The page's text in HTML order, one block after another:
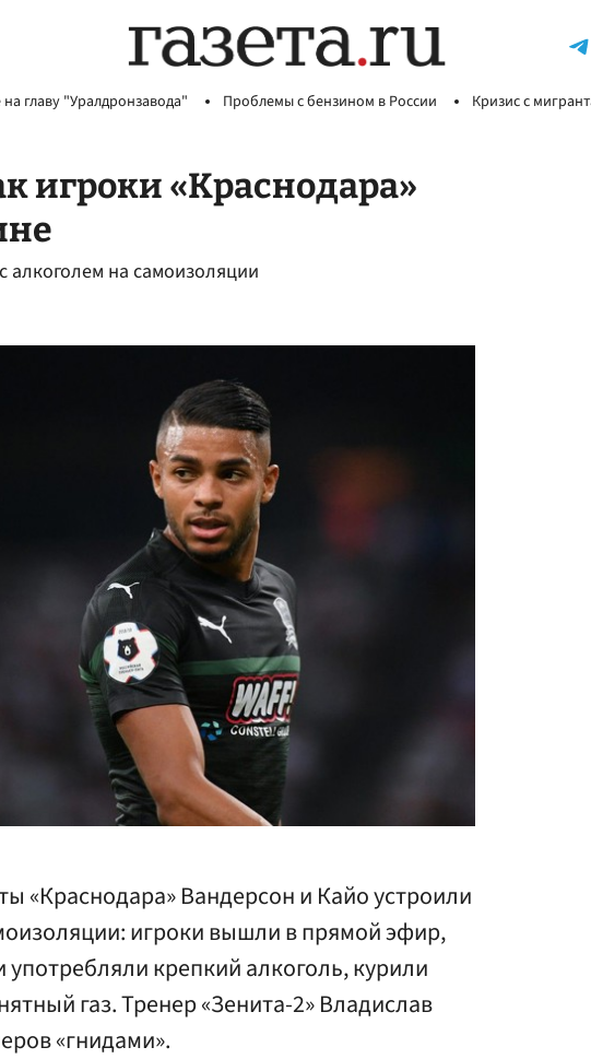
главу "Уралдронзавода" Проблемы с бензином в России Кризис с
игроки «Краснодара»
алкоголем на самоизоляции
«Краснодара» Вандерсон и Кайо устроили
игроки вышли в прямой эфир,
крепкий алкоголь, курили
газ. Тренер «Зенита-2» Владислав
«гнидами».